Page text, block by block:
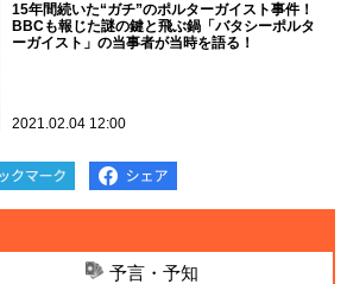
15年間続いた“ガチ”のポルターガイスト事件！
BBCも報じた謎の鍵と飛ぶ鍋「バタシーポルタ
ーガイスト」の当事者が当時を語る！
2021.02.04 12:00
予言・予知